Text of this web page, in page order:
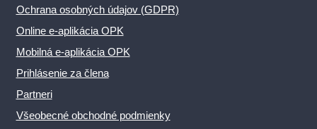
Ochrana osobných údajov (GDPR)
Online e-aplikácia OPK
Mobilná e-aplikácia OPK
Prihlásenie za člena
Partneri
Všeobecné obchodné podmienky